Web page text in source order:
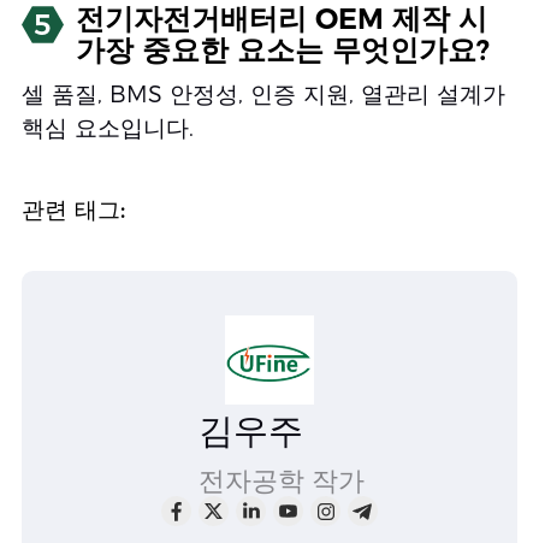
5
전기자전거배터리 OEM 제작 시
가장 중요한 요소는 무엇인가요?
셀 품질, BMS 안정성, 인증 지원, 열관리 설계가
핵심 요소입니다.
관련 태그:
김우주
전자공학 작가